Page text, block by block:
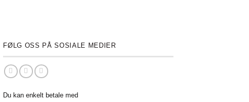
FØLG OSS PÅ SOSIALE MEDIER
Du kan enkelt betale med